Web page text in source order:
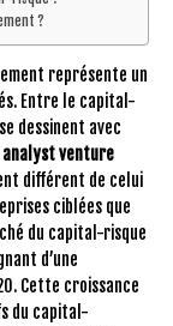
?
représente un
Entre le capital-
dessinent avec
analyst venture
différent de celui
ciblées que
du capital-risque
d’une
Cette croissance
du capital-